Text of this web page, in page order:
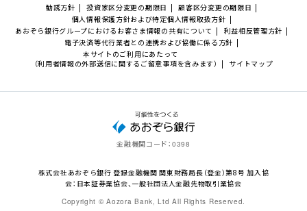
勧誘方針 投資家区分変更の期限日
顧客区分変更の期限日
個人情報保護方針および特定個人情報取扱方針
あおぞら銀行グループにおけるお客さま情報の共有について
利益相反管理方針
電子決済等代行業者との連携および協働に係る方針
本サイトのご利用にあたって
（利用者情報の外部送信に関するご留意事項を含みます）
サイトマップ
金融機関コード： 0398
株式会社あおぞら銀行 登録金融機関 関東財務局長（登金）第8号 加入協
会：日本証券業協会、一般社団法人金融先物取引業協会
Copyright © Aozora Bank, Ltd All Rights Reserved.